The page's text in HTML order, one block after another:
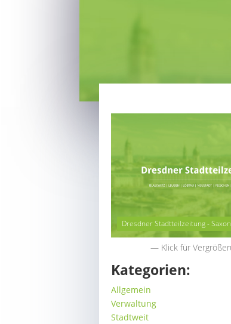
Dresdner Stadtteilzeitung -
— Klick für
Kategorien:
Allgemein
Verwaltung
Stadtweit